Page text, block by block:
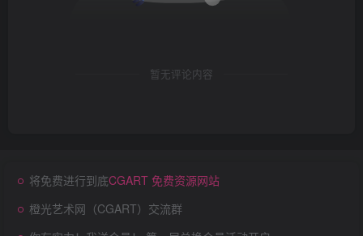
暂无评论内容
将免费进行到底CGART 免费资源网站
橙光艺术网（CGART）交流群